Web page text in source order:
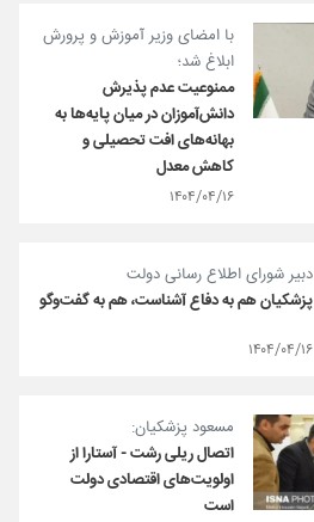
با امضای وزیر آموزش و پرورش
ابلاغ شد؛
ممنوعیت عدم پذیرش
دانش‌آموزان در میان پایه‌ها به
بهانه‌های افت تحصیلی و
کاهش معدل
۱۴۰۴/۰۴/۱۶
دبیر شورای اطلاع رسانی دولت
پزشکیان هم به دفاع آشناست، هم به گفت‌وگو
۱۴۰۴/۰۴/۱۶
مسعود پزشکیان:
اتصال ریلی رشت - آستارا از
اولویت‌های اقتصادی دولت
است